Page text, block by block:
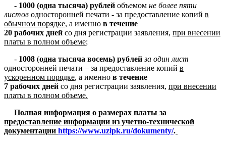
- 1000 (одна тысяча) рублей объемом не более пяти
листов односторонней печати - за предоставление копий в
обычном порядке, а именно в течение
20 рабочих дней со дня регистрации заявления, при внесении
платы в полном объеме;
- 1008 (одна тысяча восемь) рублей за один лист
односторонней печати – за предоставление копий в
ускоренном порядке, а именно в течение
7 рабочих дней со дня регистрации заявления, при внесении
платы в полном объеме.
Полная информация о размерах платы за
предоставление информации из учетно-технической
документации https://www.uzipk.ru/dokumenty/.